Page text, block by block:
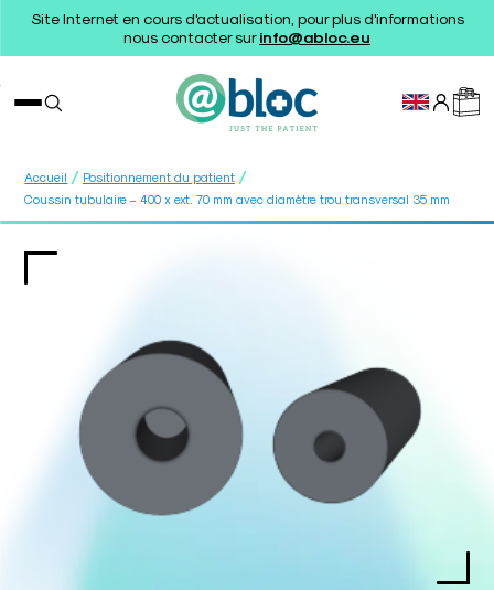
Site Internet en cours d'actualisation, pour plus d'informations
nous contacter surinfo@abloc.eu
Accueil / Positionnement du patient /
Coussin tubulaire – 400 x ext. 70 mm avec diamètre trou transversal 35 mm